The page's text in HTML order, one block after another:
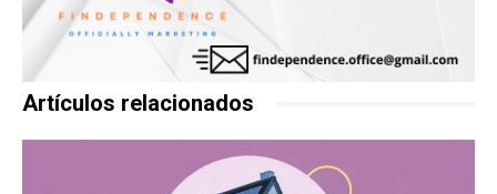
Artículos relacionados